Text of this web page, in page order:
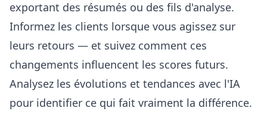
exportant des résumés ou des fils d'analyse.
Informez les clients lorsque vous agissez sur
leurs retours — et suivez comment ces
changements influencent les scores futurs.
Analysez les évolutions et tendances avec l'IA
pour identifier ce qui fait vraiment la différence.